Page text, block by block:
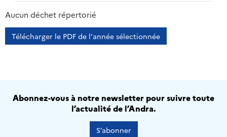
2013 2014
Aucun déchet répertorié
Télécharger le PDF de l'année sélectionnée
Abonnez-vous à notre newsletter pour suivre toute
l’actualité de l’Andra.
S’abonner